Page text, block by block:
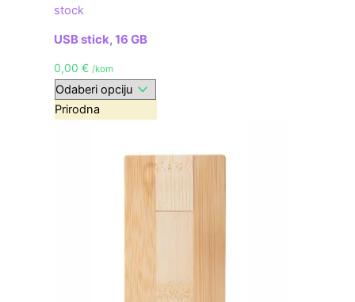
stock
USB stick, 16 GB
0,00 € /kom
Prirodna